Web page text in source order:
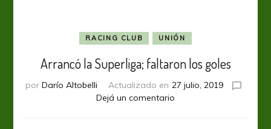
RACING CLUB UNIÓN
Arrancó la Superliga; faltaron los goles
por Darío Altobelli Actualizado en 27 julio, 2019
Dejá un comentario